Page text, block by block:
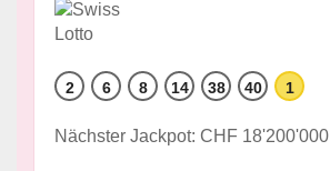
2 6 8 14 38 40 1
Nächster Jackpot: CHF 18'200'000